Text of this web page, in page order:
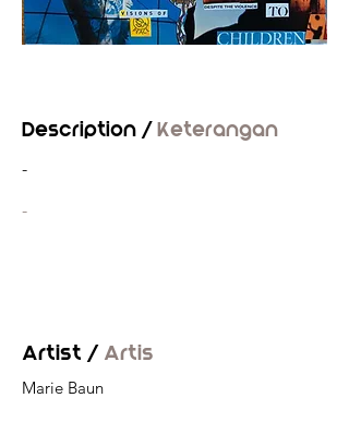
Description /Keterangan
-
-
Artist / Artis
Marie Baun